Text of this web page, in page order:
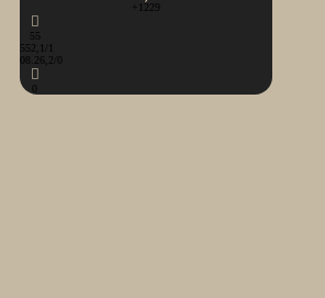
+1229
55
552,1/1
08.26,2/0